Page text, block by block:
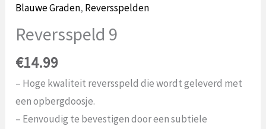
Blauwe Graden, Reversspelden
Reversspeld 9
€14.99
– Hoge kwaliteit reversspeld die wordt geleverd met
een opbergdoosje.
– Eenvoudig te bevestigen door een subtiele